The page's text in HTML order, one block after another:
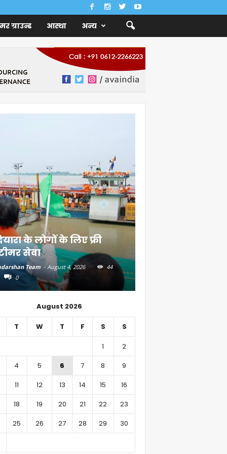
ग्राउन्ड आस्था अन्य
के लोगों के लिए फ्री
सेवा
Team - August 4, 2026
44
0
August 2026
T W T F S S
1
2
4 5 6 7 8
9
11 12 13 14 15
16
18 19 20 21 22
23
25 26 27 28 29
30